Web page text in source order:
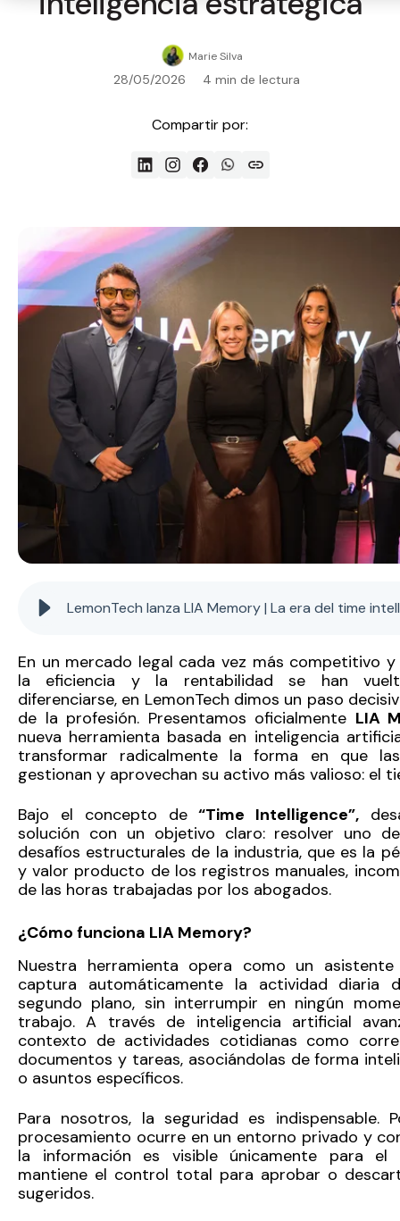
Marie Silva
28/05/2026 4 min de lectura
Compartir por:
LemonTech lanza LIA Memory | La era del time
En un mercado legal cada vez más competitivo
la eficiencia y la rentabilidad se han
diferenciarse, en LemonTech dimos un paso
de la profesión. Presentamos oficialmente LIA
nueva herramienta basada en inteligencia
transformar radicalmente la forma en que
gestionan y aprovechan su activo más valioso: el
Bajo el concepto de“Time Intelligence”,
solución con un objetivo claro: resolver uno
desafíos estructurales de la industria, que es la
y valor producto de los registros manuales,
de las horas trabajadas por los abogados.
¿Cómo funciona LIA Memory?
Nuestra herramienta opera como un
captura automáticamente la actividad diaria
segundo plano, sin interrumpir en ningún
trabajo. A través de inteligencia artificial
contexto de actividades cotidianas como
documentos y tareas, asociándolas de forma
o asuntos específicos.
Para nosotros, la seguridad es indispensable.
procesamiento ocurre en un entorno privado y
la información es visible únicamente para el
mantiene el control total para aprobar o
sugeridos.